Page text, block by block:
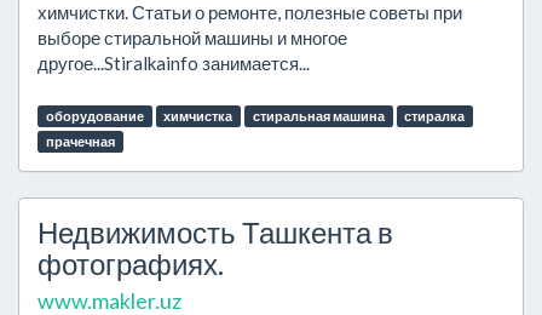
химчистки. Статьи о ремонте, полезные советы при
выборе стиральной машины и многое
другое...Stiralkainfo занимается...
оборудование химчистка стиральная машина
стиралка
прачечная
Недвижимость Ташкента в
фотографиях.
www.makler.uz